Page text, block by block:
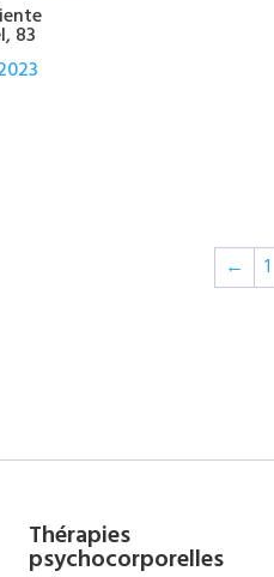
83
← 1
Thérapies
psychocorporelles